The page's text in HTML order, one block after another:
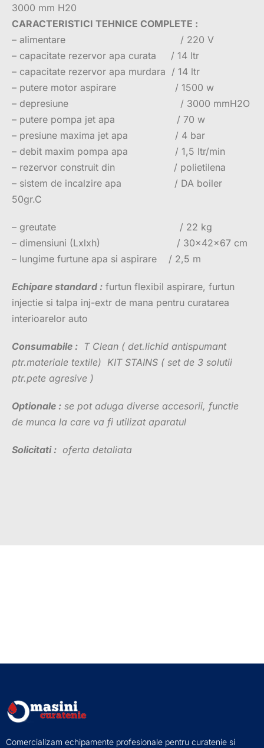
3000 mm H20
CARACTERISTICI TEHNICE COMPLETE :
– alimentare / 220 V
– capacitate rezervor apa curata / 14 ltr
– capacitate rezervor apa murdara / 14 ltr
– putere motor aspirare / 1500 w
– depresiune / 3000 mmH2O
– putere pompa jet apa / 70 w
– presiune maxima jet apa / 4 bar
– debit maxim pompa apa / 1,5 ltr/min
– rezervor construit din / polietilena
– sistem de incalzire apa / DA boiler
50gr.C
– greutate / 22 kg
– dimensiuni (Lxlxh) / 30x42x67 cm
– lungime furtune apa si aspirare / 2,5 m
Echipare standard : furtun flexibil aspirare, furtun
injectie si talpa inj-extr de mana pentru curatarea
interioarelor auto
Consumabile : T Clean ( det.lichid antispumant
ptr.materiale textile) KIT STAINS ( set de 3 solutii
ptr.pete agresive )
Optionale : se pot aduga diverse accesorii, functie
de munca la care va fi utilizat aparatul
Solicitati : oferta detaliata
Comercializam echipamente profesionale pentru curatenie si